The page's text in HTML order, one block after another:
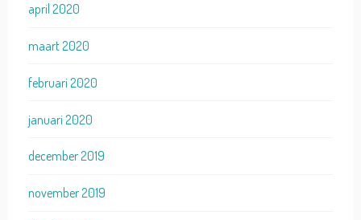
april 2020
maart 2020
februari 2020
januari 2020
december 2019
november 2019